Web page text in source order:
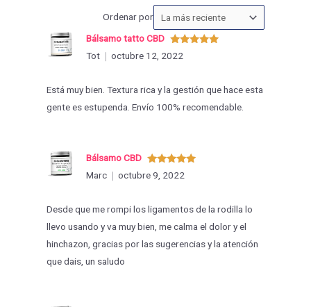
Ordenar porOrdenar
las
Valorado
con
Bálsamo tatto CBD
Tot
octubre 12, 2022
Está muy bien. Textura rica y la gestión que hace esta
gente es estupenda. Envío 100% recomendable.
Valorado
con5de 5
Bálsamo CBD
Marc
octubre 9, 2022
Desde que me rompi los ligamentos de la rodilla lo
llevo usando y va muy bien, me calma el dolor y el
hinchazon, gracias por las sugerencias y la atención
que dais, un saludo